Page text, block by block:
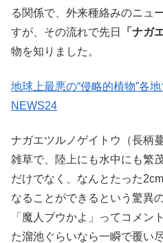
る関係で、外来種絡みのニュ
すが、その流れで先日
「ナガ
物を知りました。
地球上最悪の“侵略的植物”各
NEWS24
ナガエツルノゲイトウ（長柄
雑草で、陸上にも水中にも繁
だけでなく、なんとたった
なることができるという驚異
「魔人ブウかよ」ってコメン
た溜池ぐらいなら一瞬で覆い